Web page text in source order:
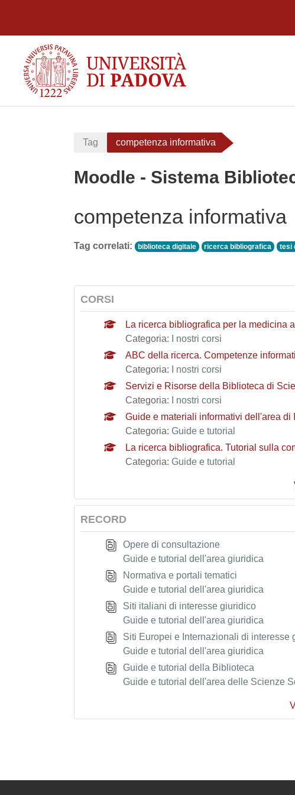
Tag competenza informativa
Moodle - Sistema
competenza informativa
Tag correlati: biblioteca digitale ricerca bibliografica tesi
CORSI
La ricerca bibliografica per la medicina
Categoria:
I nostri corsi
ABC della ricerca. Competenze
Categoria:
I nostri corsi
Servizi e Risorse della Biblioteca di
Categoria:
I nostri corsi
Guide e materiali informativi dell'area di
Categoria: Guide e tutorial
La ricerca bibliografica. Tutorial sulla
Categoria: Guide e tutorial
RECORD
Opere di consultazione
Guide e tutorial dell'area giuridica
Normativa e portali tematici
Guide e tutorial dell'area giuridica
Siti italiani di interesse giuridico
Guide e tutorial dell'area giuridica
Siti Europei e Internazionali di interesse
Guide e tutorial dell'area giuridica
Guide e tutorial della Biblioteca
Guide e tutorial dell'area delle Scienze